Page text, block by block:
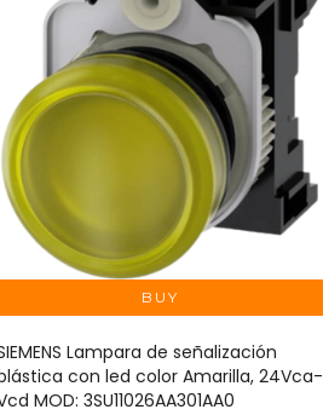
Lampara de señalización
con led color Amarilla, 24Vca-
MOD: 3SU11026AA301AA0